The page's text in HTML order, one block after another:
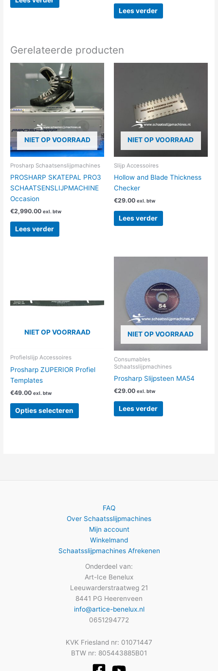
Lees verder
Gerelateerde producten
NIET OP VOORRAAD
Prosharp Schaatsenslijpmachines
PROSHARP SKATEPAL PRO3
SCHAATSENSLIJPMACHINE
Occasion
€2,990.00 exl. btw
Lees verder
NIET OP VOORRAAD
Slijp Accessoires
Hollow and Blade Thickness
Checker
€29.00 exl. btw
Lees verder
NIET OP VOORRAAD
Profielslijp Accessoires
Prosharp ZUPERIOR Profiel
Templates
€49.00 exl. btw
Opties selecteren
variaties.
kan
op
productpagina
NIET OP VOORRAAD
Consumables
Schaatsslijpmachines
Prosharp Slijpsteen MA54
€29.00 exl. btw
Lees verder
FAQ
Over Schaatsslijpmachines
Mijn account
Winkelmand
Schaatsslijpmachines Afrekenen
Onderdeel van:
Art-Ice Benelux
Leeuwarderstraatweg 21
8441 PG Heerenveen
info@artice-benelux.nl
0651294772
KVK Friesland nr: 01071447
BTW nr: 805443885B01